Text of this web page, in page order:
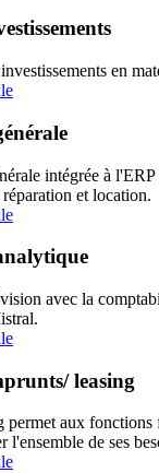
en
intégrée à
et location.
avec la
leasing
permet aux fonctions
l'ensemble de ses